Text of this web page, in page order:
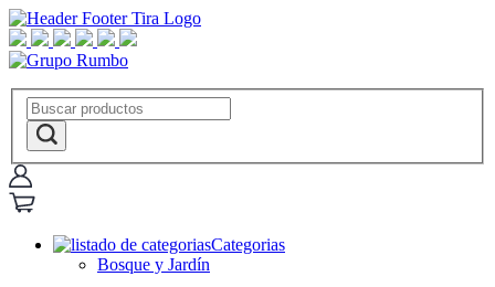
Categorias
Bosque y Jardín